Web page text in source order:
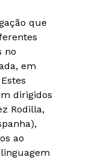
que
no
em
dirigidos
Rodilla,
ao